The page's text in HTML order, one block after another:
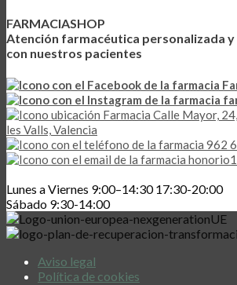
FARMACIASHOP
Atención farmacéutica personalizada y
con nuestros pacientes
Calle Mayor,
les Valls, Valencia
962
Lunes a Viernes 9:00–14:30 17:30-20:00
Sábado 9:30-14:00
Aviso legal
Política de cookies